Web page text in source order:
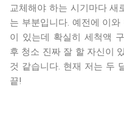
교체해야 하는 시기마다 새
는 부분입니다. 예전에 이
이 있는데 확실히 세척액
후 청소 진짜 잘 할 자신이
것 같습니다. 현재 저는 두
끝!